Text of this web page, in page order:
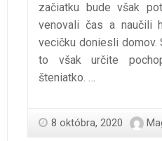
začiatku bude však
venovali čas a naučili
vecičku doniesli domov.
to však určite
šteniatko. …
8 októbra, 2020